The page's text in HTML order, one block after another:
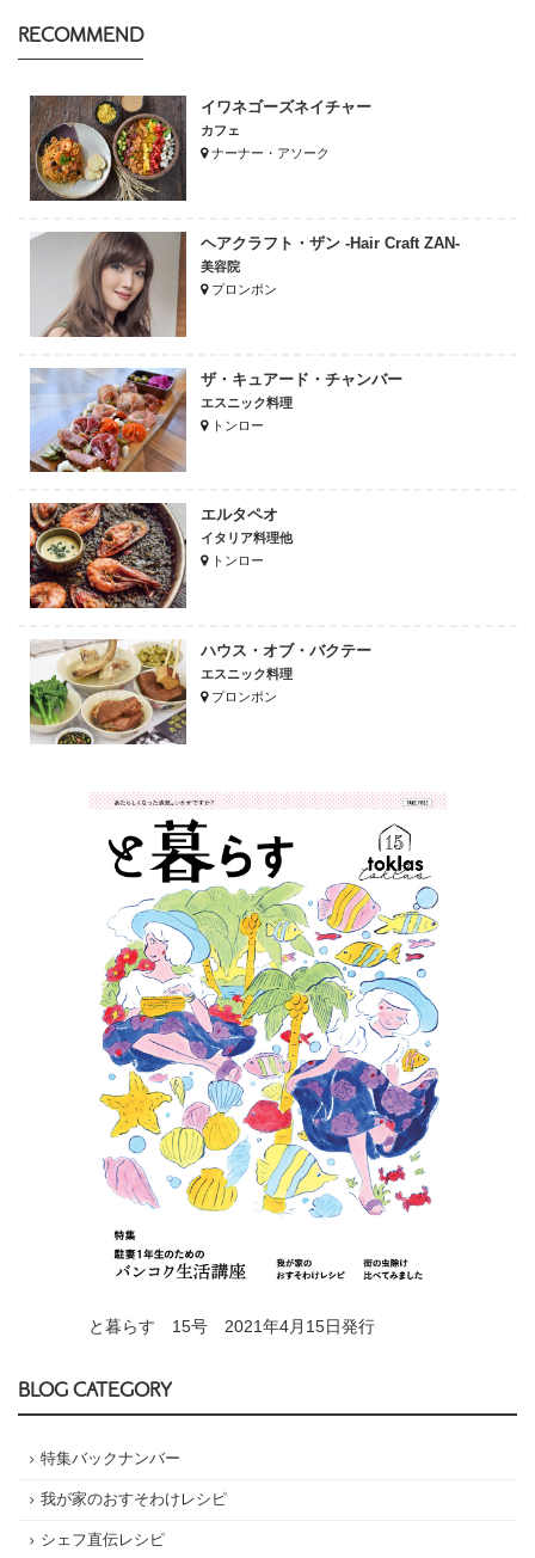
RECOMMEND
イワネゴーズネイチャー
カフェ
ナーナー・アソーク
ヘアクラフト・ザン -Hair Craft ZAN-
美容院
プロンポン
ザ・キュアード・チャンバー
エスニック料理
トンロー
エルタペオ
イタリア料理他
トンロー
ハウス・オブ・バクテー
エスニック料理
プロンポン
と暮らす 15号 2021年4月15日発行
BLOG CATEGORY
特集バックナンバー
我が家のおすそわけレシピ
シェフ直伝レシピ